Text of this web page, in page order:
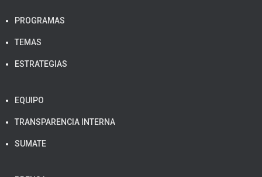
PROGRAMAS
TEMAS
ESTRATEGIAS
EQUIPO
TRANSPARENCIA INTERNA
SUMATE